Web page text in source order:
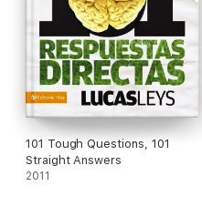
101 Tough Questions, 101
Straight Answers
2011